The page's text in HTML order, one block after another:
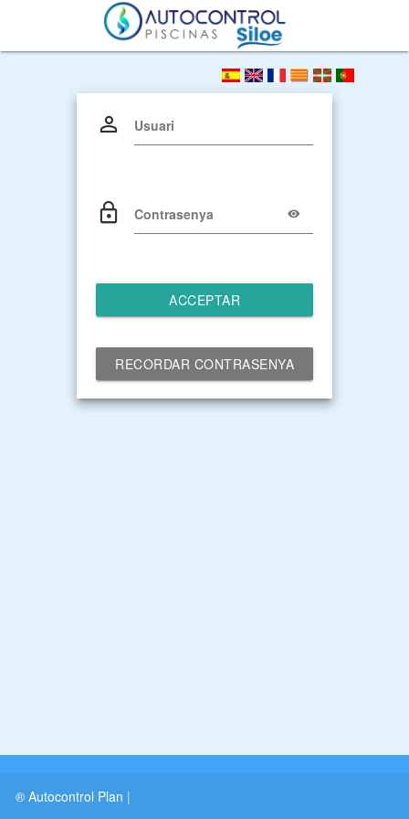
Usuari
Contrasenya
ACCEPTAR
RECORDAR CONTRASENYA
® Autocontrol Plan |